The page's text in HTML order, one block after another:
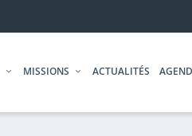
MISSIONS ACTUALITÉS